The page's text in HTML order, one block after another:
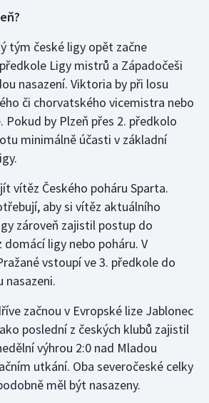
tým české ligy opět začne
Ligy mistrů a Západočeši
nasazení. Viktoria by při losu
či chorvatského vicemistra nebo
Pokud by Plzeň přes 2. předkolo
minimálně účasti v základní
vítěz Českého poháru Sparta.
aby si vítěz aktuálního
zároveň zajistil postup do
domácí ligy nebo poháru. V
vstoupí ve 3. předkole do
nasazeni.
začnou v Evropské lize Jablonec
poslední z českých klubů zajistil
výhrou 2:0 nad Mladou
utkání. Oba severočeské celky
měl být nasazeny.